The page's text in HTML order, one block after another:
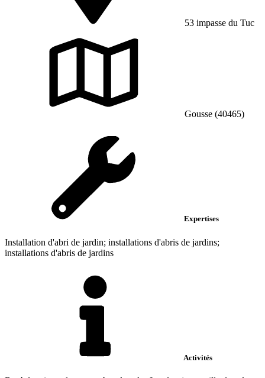
53 impasse du Tuc
Gousse (40465)
Expertises
Installation d'abri de jardin; installations d'abris de jardins;
installations d'abris de jardins
Activités